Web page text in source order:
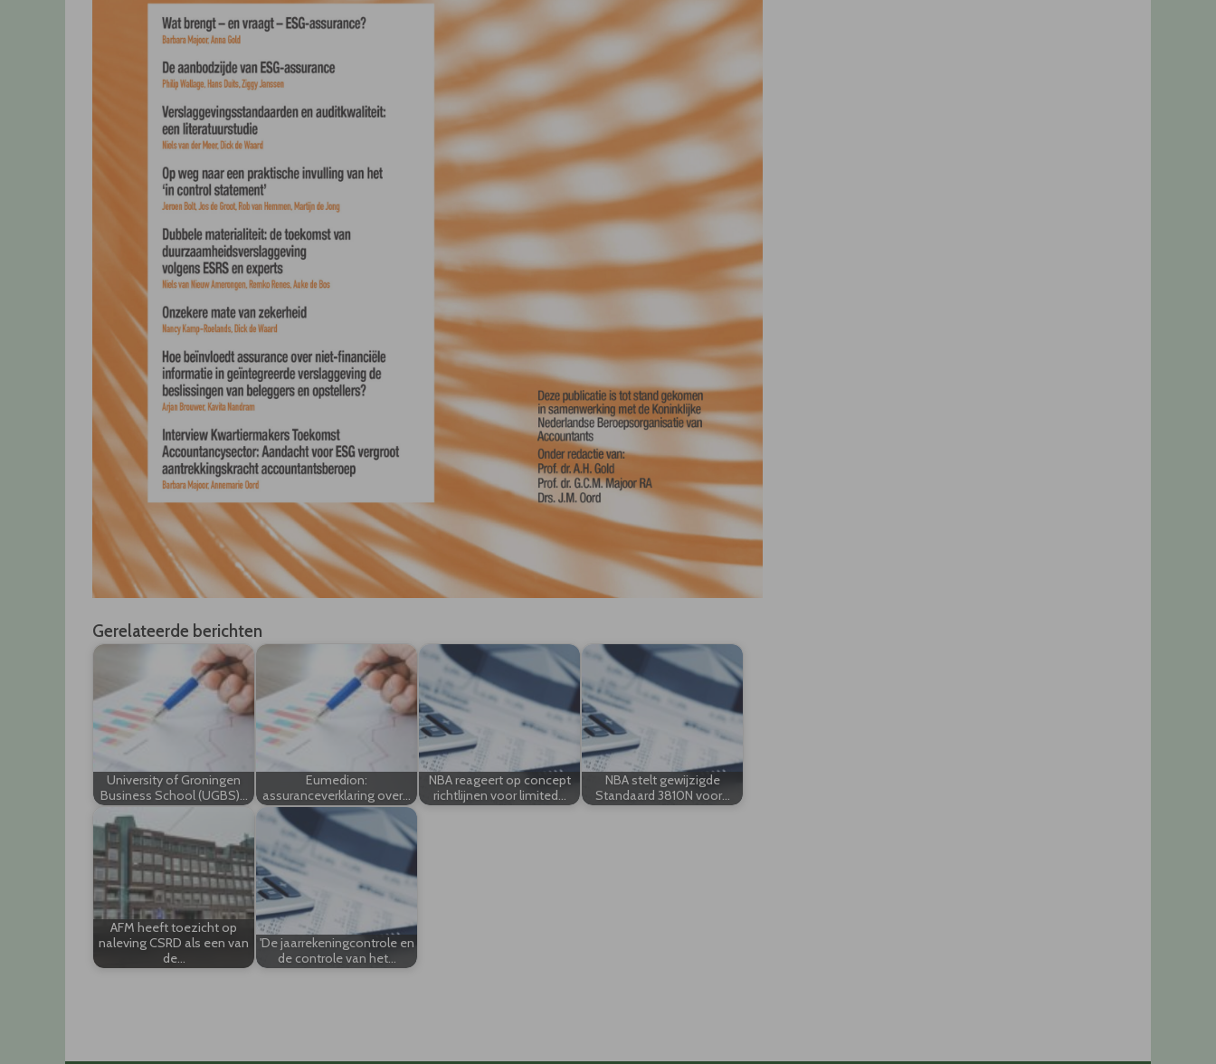
Gerelateerde berichten
University of Groningen
Business School (UGBS)…
Eumedion:
assuranceverklaring over…
NBA reageert op concept
richtlijnen voor limited…
NBA stelt gewijzigde
Standaard 3810N voor…
AFM heeft toezicht op
naleving CSRD als een van
de…
'De jaarrekeningcontrole en
de controle van het…
navigation